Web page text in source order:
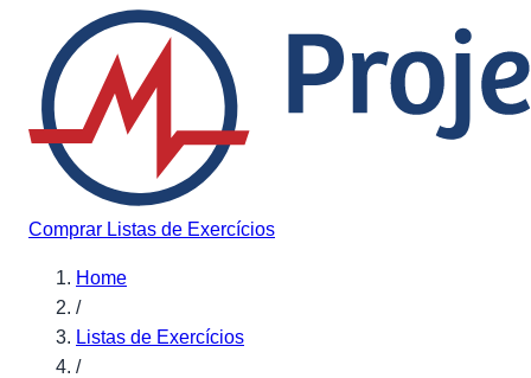
Pular para o conteúdo
Comprar Listas de Exercícios
Home
/
Listas de Exercícios
/